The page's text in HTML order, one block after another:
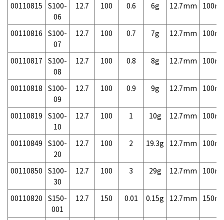
00110815 S100-
06
12.7 100 0.6 6g 12.7mm
00110816 S100-
07
12.7 100 0.7 7g 12.7mm
00110817 S100-
08
12.7 100 0.8 8g 12.7mm
00110818 S100-
09
12.7 100 0.9 9g 12.7mm
00110819 S100-
10
12.7 100 1 10g 12.7mm
00110849 S100-
20
12.7 100 2 19.3g 12.7mm
00110850 S100-
30
12.7 100 3 29g 12.7mm
00110820 S150-
001
12.7 150 0.01 0.15g 12.7mm